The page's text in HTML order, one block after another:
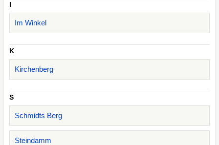
I
Im Winkel
K
Kirchenberg
S
Schmidts Berg
Steindamm